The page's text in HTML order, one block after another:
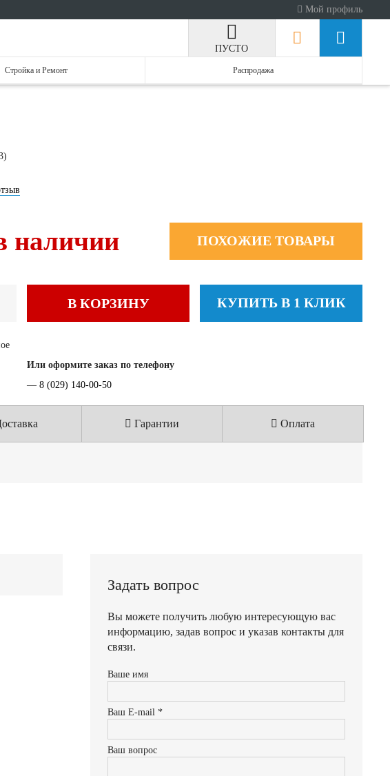
Мой профиль
ПУСТО
Стройка и Ремонт Распродажа
)
наличии ПОХОЖИЕ ТОВАРЫ
В КОРЗИНУ КУПИТЬ В 1 КЛИК
Или оформите заказ по телефону
— 8 (029) 140-00-50
Гарантии Оплата
Задать вопрос
Вы можете получить любую интересующую вас
информацию, задав вопрос и указав контакты для
связи.
Ваше имя
Ваш E-mail *
Ваш вопрос